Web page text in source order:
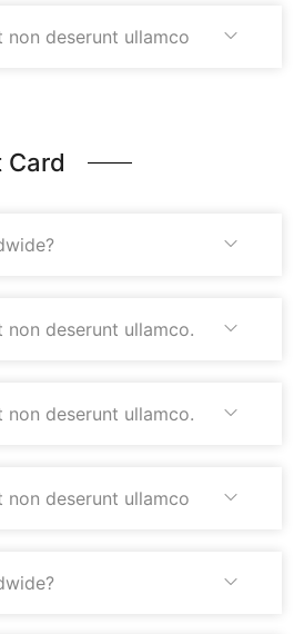
deserunt ullamco
Card
deserunt ullamco.
deserunt ullamco.
deserunt ullamco